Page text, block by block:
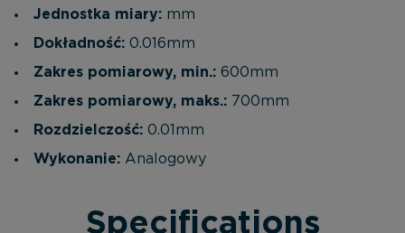
Jednostka miary: mm
Dokładność: 0.016mm
Zakres pomiarowy, min.: 600mm
Zakres pomiarowy, maks.: 700mm
Rozdzielczość: 0.01mm
Wykonanie: Analogowy
Specifications